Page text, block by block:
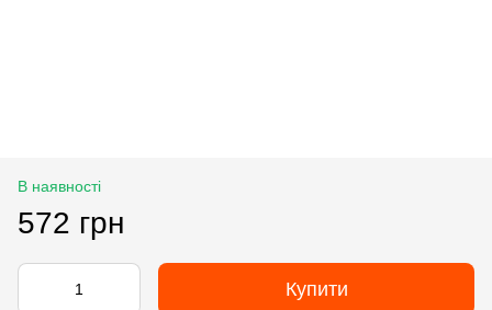
В наявності
572 грн
Купити